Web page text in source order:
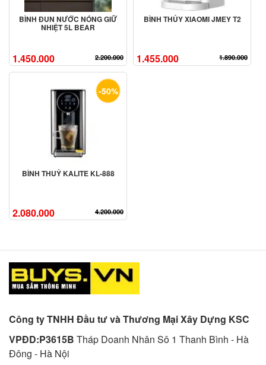
BÌNH ĐUN NƯỚC NÓNG GIỮ
NHIỆT 5L BEAR
1.450.000 2.200.000
BÌNH THỦY XIAOMI JMEY T2
1.455.000 1.890.000
-50%
BÌNH THUỶ KALITE KL-888
2.080.000 4.200.000
Công ty TNHH Đầu tư và Thương Mại Xây Dựng KSC
VPĐD:P3615B Tháp Doanh Nhân Sô 1 Thanh Bình - Hà
Đông - Hà Nội